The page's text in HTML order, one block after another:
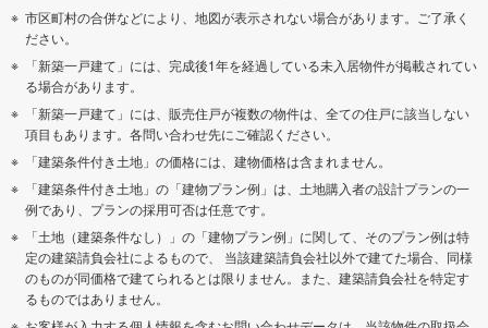
市区町村の合併などにより、地図が表示されない場合があります。ご了承く
ださい。
「新築一戸建て」には、完成後1年を経過している未入居物件が掲載されてい
る場合があります。
「新築一戸建て」には、販売住戸が複数の物件は、全ての住戸に該当しない
項目もあります。各問い合わせ先にご確認ください。
「建築条件付き土地」の価格には、建物価格は含まれません。
「建築条件付き土地」の「建物プラン例」は、土地購入者の設計プランの一
例であり、プランの採用可否は任意です。
「土地（建築条件なし）」の「建物プラン例」に関して、そのプラン例は特
定の建築請負会社によるもので、 当該建築請負会社以外で建てた場合、同様
のものが同価格で建てられるとは限りません。また、建築請負会社を特定す
るものではありません。